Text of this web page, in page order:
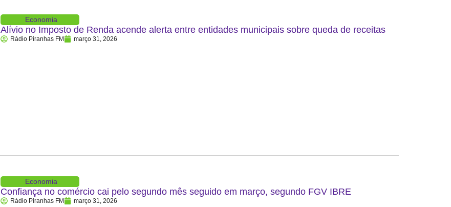
Economia
Alívio no Imposto de Renda acende alerta entre entidades municipais sobre queda de receitas
Rádio Piranhas FM março 31, 2026
Economia
Confiança no comércio cai pelo segundo mês seguido em março, segundo FGV IBRE
Rádio Piranhas FM março 31, 2026